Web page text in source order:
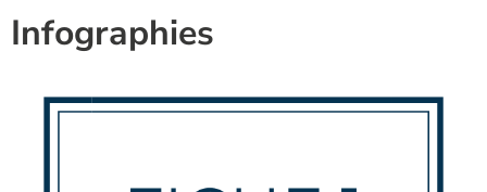
Infographies